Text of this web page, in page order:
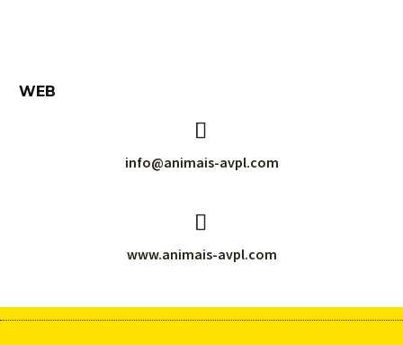
WEB


info@animais-avpl.com


www.animais-avpl.com